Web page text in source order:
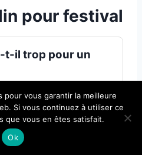
pour festival
t-il trop pour un
de robe en lin
?
pour vous garantir la meilleure
Si vous continuez à utiliser ce
que vous en êtes satisfait.
Ok